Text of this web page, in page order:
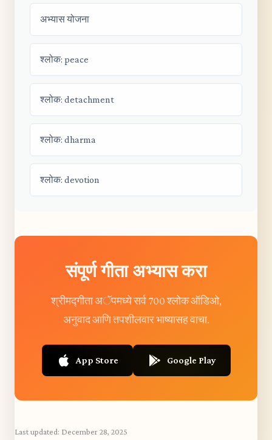
अभ्यास योजना
श्लोक: peace
श्लोक: detachment
श्लोक: dharma
श्लोक: devotion
संपूर्ण गीता अभ्यास करा
श्रीमद्गीता अॅपमध्ये सर्व 700 श्लोक ऑडिओ,
अनुवाद आणि तपशीलवार भाष्यासह वाचा.
App Store Google Play
Last updated: December 28, 2025